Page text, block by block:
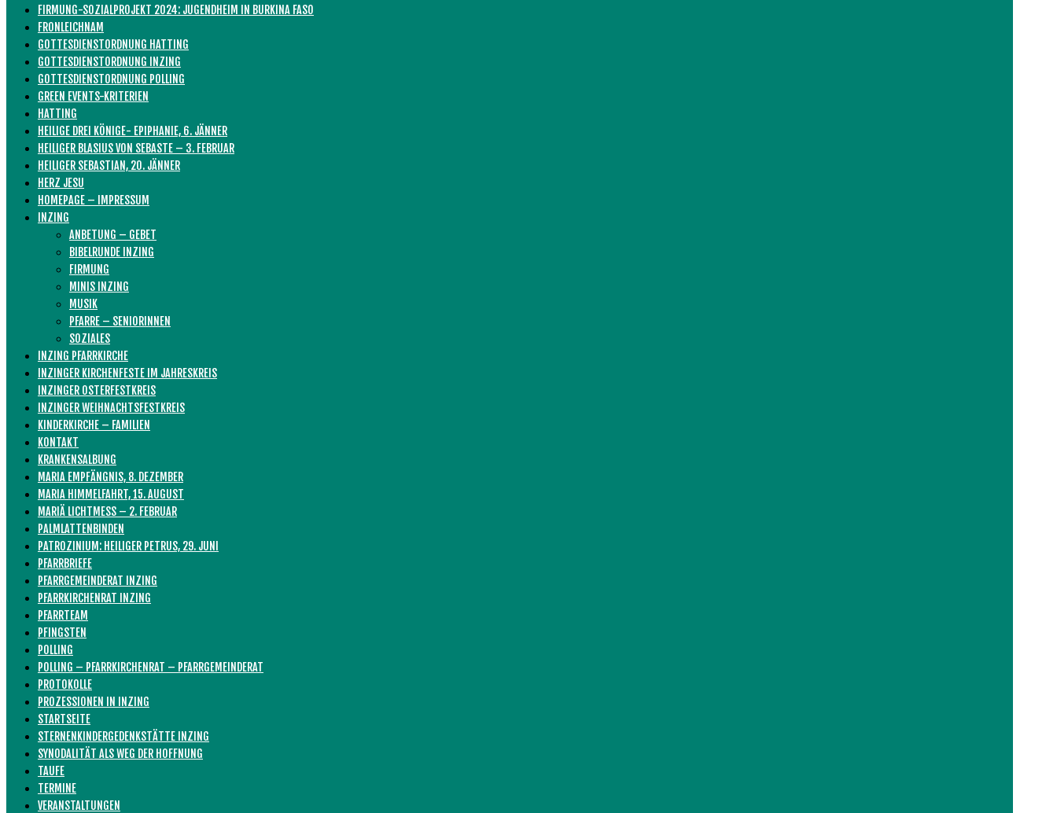
FIRMUNG-SOZIALPROJEKT 2024: JUGENDHEIM IN BURKINA FASO
FRONLEICHNAM
GOTTESDIENSTORDNUNG HATTING
GOTTESDIENSTORDNUNG INZING
GOTTESDIENSTORDNUNG POLLING
GREEN EVENTS-KRITERIEN
HATTING
HEILIGE DREI KÖNIGE- EPIPHANIE, 6. JÄNNER
HEILIGER BLASIUS VON SEBASTE – 3. FEBRUAR
HEILIGER SEBASTIAN, 20. JÄNNER
HERZ JESU
HOMEPAGE – IMPRESSUM
INZING
ANBETUNG – GEBET
BIBELRUNDE INZING
FIRMUNG
MINIS INZING
MUSIK
PFARRE – SENIORINNEN
SOZIALES
INZING PFARRKIRCHE
INZINGER KIRCHENFESTE IM JAHRESKREIS
INZINGER OSTERFESTKREIS
INZINGER WEIHNACHTSFESTKREIS
KINDERKIRCHE – FAMILIEN
KONTAKT
KRANKENSALBUNG
MARIA EMPFÄNGNIS, 8. DEZEMBER
MARIA HIMMELFAHRT, 15. AUGUST
MARIÄ LICHTMESS – 2. FEBRUAR
PALMLATTENBINDEN
PATROZINIUM: HEILIGER PETRUS, 29. JUNI
PFARRBRIEFE
PFARRGEMEINDERAT INZING
PFARRKIRCHENRAT INZING
PFARRTEAM
PFINGSTEN
POLLING
POLLING – PFARRKIRCHENRAT – PFARRGEMEINDERAT
PROTOKOLLE
PROZESSIONEN IN INZING
STARTSEITE
STERNENKINDERGEDENKSTÄTTE INZING
SYNODALITÄT ALS WEG DER HOFFNUNG
TAUFE
TERMINE
VERANSTALTUNGEN